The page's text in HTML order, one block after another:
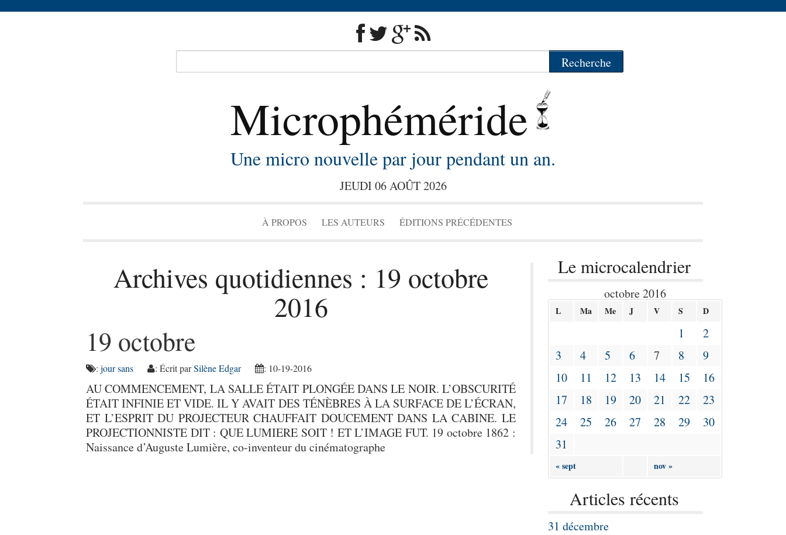
Microphéméride
Une micro nouvelle par jour pendant un an.
JEUDI 06 AOÛT 2026
À PROPOS LES AUTEURS ÉDITIONS PRÉCÉDENTES
Archives quotidiennes : 19 octobre
2016
19 octobre
: jour sans : Écrit parSilène Edgar : 10-19-2016
AU COMMENCEMENT, LA SALLE ÉTAIT PLONGÉE DANS LE NOIR. L’OBSCURITÉ
ÉTAIT INFINIE ET VIDE. IL Y AVAIT DES TÉNÈBRES À LA SURFACE DE L’ÉCRAN,
ET L’ESPRIT DU PROJECTEUR CHAUFFAIT DOUCEMENT DANS LA CABINE. LE
PROJECTIONNISTE DIT : QUE LUMIERE SOIT ! ET L’IMAGE FUT. 19 octobre 1862 :
Naissance d’Auguste Lumière, co-inventeur du cinématographe
Le microcalendrier
octobre 2016
L Ma Me J V S D
« sept nov »
1
2
3
4 5 6 7 8
9
10
11 12 13 14 15
16
17
18 19 20 21 22
23
24
25 26 27 28 29
30
31
Articles récents
31 décembre